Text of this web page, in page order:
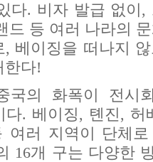
다. 비자 발급 없이,
드 등 여러 나라의
, 베이징을 떠나지 않
한다!
국의 화폭이 전시
다. 베이징, 톈진, 허
여러 지역이 단체로
16개 구는 다양한